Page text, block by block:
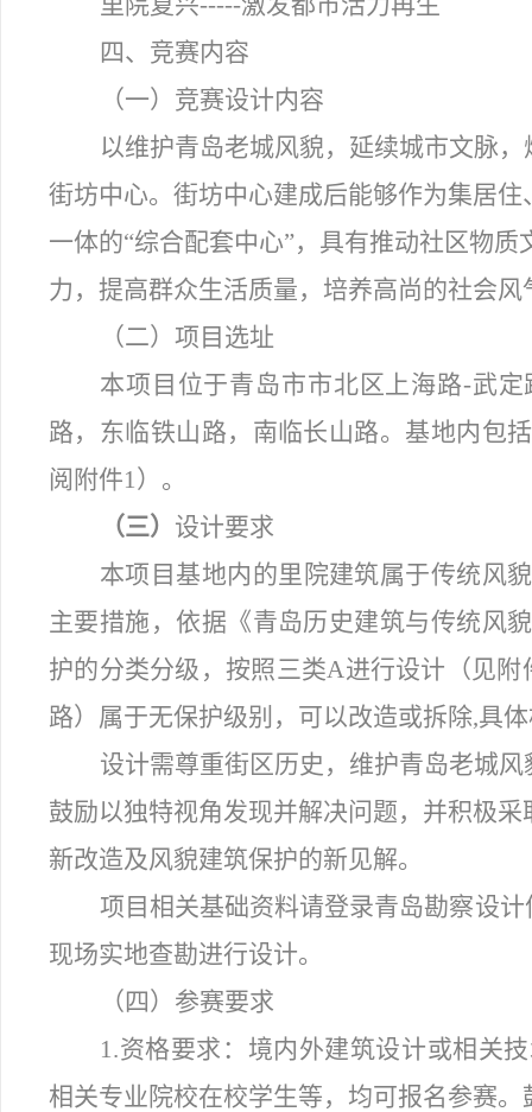
四、竞赛内容
（一）竞赛设计内容
以维护青岛老城风貌，延续城市文脉
街坊中心。街坊中心建成后能够作为集居
一体的“综合配套中心”，具有推动社区物
力，提高群众生活质量，培养高尚的社会
（二）项目选址
本项目位于青岛市市北区上海路-武
路，东临铁山路，南临长山路。基地内包
阅附件1）。
（三） 设计要求
本项目基地内的里院建筑属于传统风
主要措施，依据《青岛历史建筑与传统风
护的分类分级，按照三类A进行设计（见
路）属于无保护级别，可以改造或拆除,具
设计需尊重街区历史，维护青岛老城
鼓励以独特视角发现并解决问题，并积极
新改造及风貌建筑保护的新见解。
项目相关基础资料请登录青岛勘察设
现场实地查勘进行设计。
（四） 参赛要求
1.资格要求：境内外建筑设计或相关
相关专业院校在校学生等，均可报名参赛